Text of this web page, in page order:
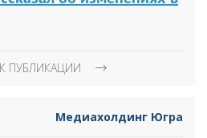
ПУБЛИКАЦИИ
Медиахолдинг Югра